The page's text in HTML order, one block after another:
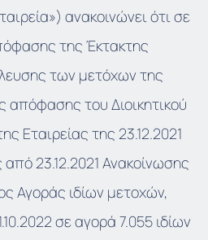
ανακοινώνει ότι σε
της Έκτακτης
των μετόχων της
απόφασης του Διοικητικού
Εταιρείας της 23.12.2021
από 23.12.2021 Ανακοίνωσης
Αγοράς ιδίων μετοχών,
σε αγορά 7.055 ιδίων